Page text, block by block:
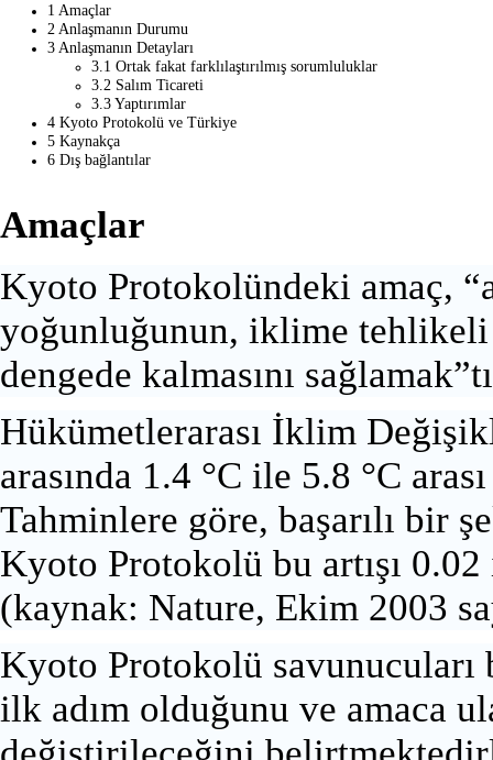
1 Amaçlar
2 Anlaşmanın Durumu
3 Anlaşmanın Detayları
3.1 Ortak fakat farklılaştırılmış sorumluluklar
3.2 Salım Ticareti
3.3Yaptırımlar
4 Kyoto Protokolü ve Türkiye
5 Kaynakça
6 Dış bağlantılar
Amaçlar
Kyoto Protokolündeki amaç,
yoğunluğunun, iklime
dengede kalmasını
Hükümetlerarası İklim
arasında 1.4 °C ile 5.8 °C
Tahminlere göre, başarılı bir
Kyoto Protokolü bu artışı
(kaynak: Nature, Ekim 2003
Kyoto Protokolü
ilk adım olduğunu ve amaca